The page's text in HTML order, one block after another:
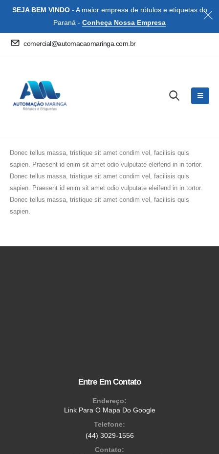
SEJA BEM VINDO- A maior empresa de rótulos e etiquetas do
Paraná - Conheça Nossa Empresa
comercial@automacaomaringa.com.br
Donec tellus massa, tristique sit amet condim vel, facilisis quis
sapien. Praesent id enim sit amet odio vulputate eleifend in in tortor.
Donec tellus massa, tristique sit amet condim vel, facilisis quis
sapien. Praesent id enim sit amet odio vulputate eleifend in in tortor.
Donec tellus massa, tristique sit amet condim vel, facilisis quis
sapien.
Entre Em Contato
Endereço:
Link Para O Mapa Do Google
Telefone:
(44) 3029-1556
Contato: